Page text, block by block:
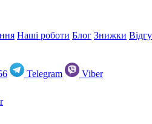
Наші роботи Блог Знижки
Telegram
Viber